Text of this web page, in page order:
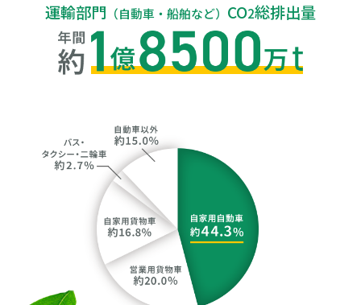
運輸部門 （自動車・船舶など） CO2総排出量